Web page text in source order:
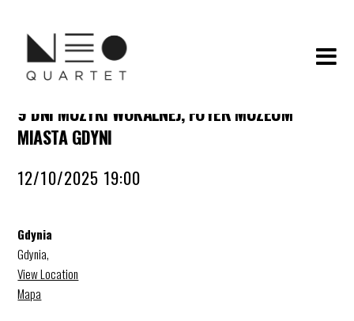
9 DNI MUZYKI WOKALNEJ, FOYER MUZEUM
MIASTA GDYNI
12/10/2025 19:00
Gdynia
Gdynia,
View Location
Mapa